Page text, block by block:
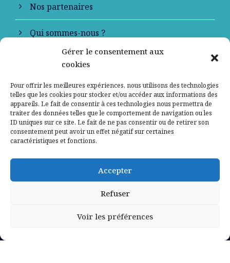
Gérer le consentement aux
cookies
Pour offrir les meilleures expériences, nous utilisons des technologies
telles que les cookies pour stocker et/ou accéder aux informations des
appareils. Le fait de consentir à ces technologies nous permettra de
traiter des données telles que le comportement de navigation ou les
ID uniques sur ce site. Le fait de ne pas consentir ou de retirer son
consentement peut avoir un effet négatif sur certaines
caractéristiques et fonctions.
Accepter
Refuser
Voir les préférences
Nos partenaires
Qui sommes-nous ?
Contactez-nous
Mentions légales
Politique de confidentialité